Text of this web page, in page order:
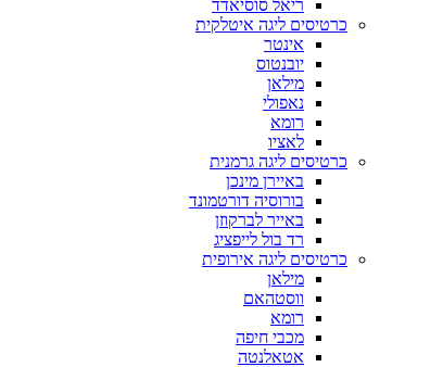
ריאל סוסיאדד
כרטיסים ליגה איטלקית
אינטר
יובנטוס
מילאן
נאפולי
רומא
לאציו
כרטיסים ליגה גרמנית
באיירן מינכן
בורוסיה דורטמונד
באייר לברקוזן
רד בול לייפציג
כרטיסים ליגה אירופית
מילאן
ווסטהאם
רומא
מכבי חיפה
אטאלנטה